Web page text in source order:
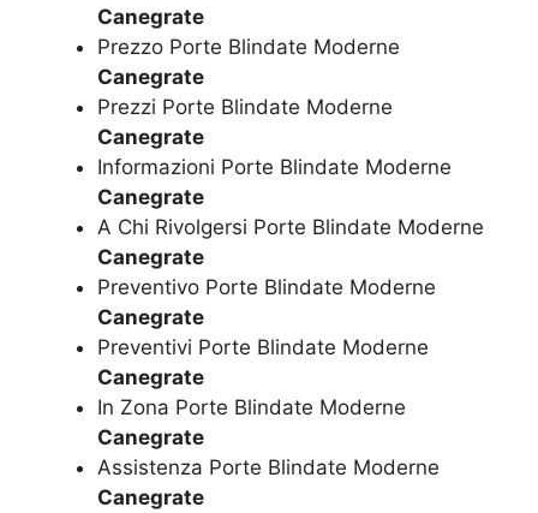
Canegrate
Prezzo Porte Blindate Moderne
Canegrate
Prezzi Porte Blindate Moderne
Canegrate
Informazioni Porte Blindate Moderne
Canegrate
A Chi Rivolgersi Porte Blindate Moderne
Canegrate
Preventivo Porte Blindate Moderne
Canegrate
Preventivi Porte Blindate Moderne
Canegrate
In Zona Porte Blindate Moderne
Canegrate
Assistenza Porte Blindate Moderne
Canegrate